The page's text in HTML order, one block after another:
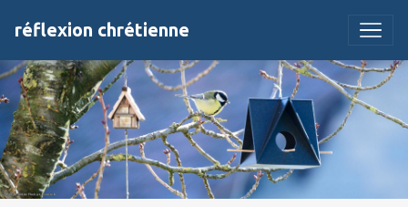
réflexion chrétienne